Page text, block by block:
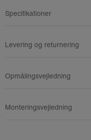
Specifikationer
Levering og returnering
Opmålingsvejledning
Monteringsvejledning